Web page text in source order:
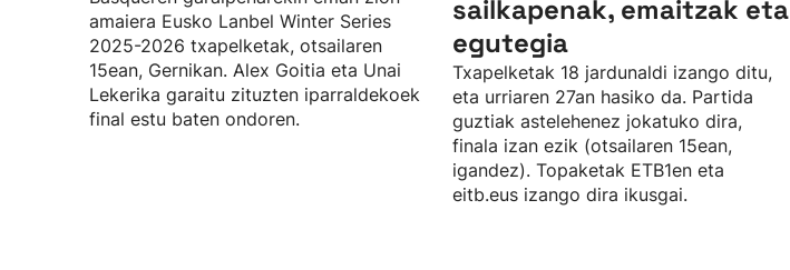
amaiera Eusko Lanbel Winter Series
2025-2026 txapelketak, otsailaren
15ean, Gernikan. Alex Goitia eta Unai
Lekerika garaitu zituzten iparraldekoek
final estu baten ondoren.
sailkapenak, emaitzak eta
egutegia
Txapelketak 18 jardunaldi izango ditu,
eta urriaren 27an hasiko da. Partida
guztiak astelehenez jokatuko dira,
finala izan ezik (otsailaren 15ean,
igandez). Topaketak ETB1en eta
eitb.eus izango dira ikusgai.